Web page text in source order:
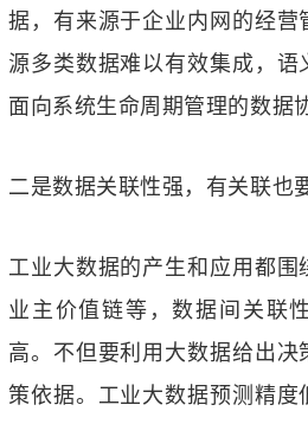
据，有来源于企业内网的经营
源多类数据难以有效集成，语
面向系统生命周期管理的数据
二是数据关联性强，有关联也
工业大数据的产生和应用都围
业主价值链等，数据间关联
高。不但要利用大数据给出决
策依据。工业大数据预测精度